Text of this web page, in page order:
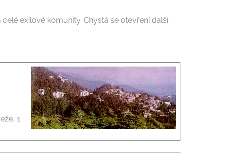
exilové komunity. Chystá se otevření další
1